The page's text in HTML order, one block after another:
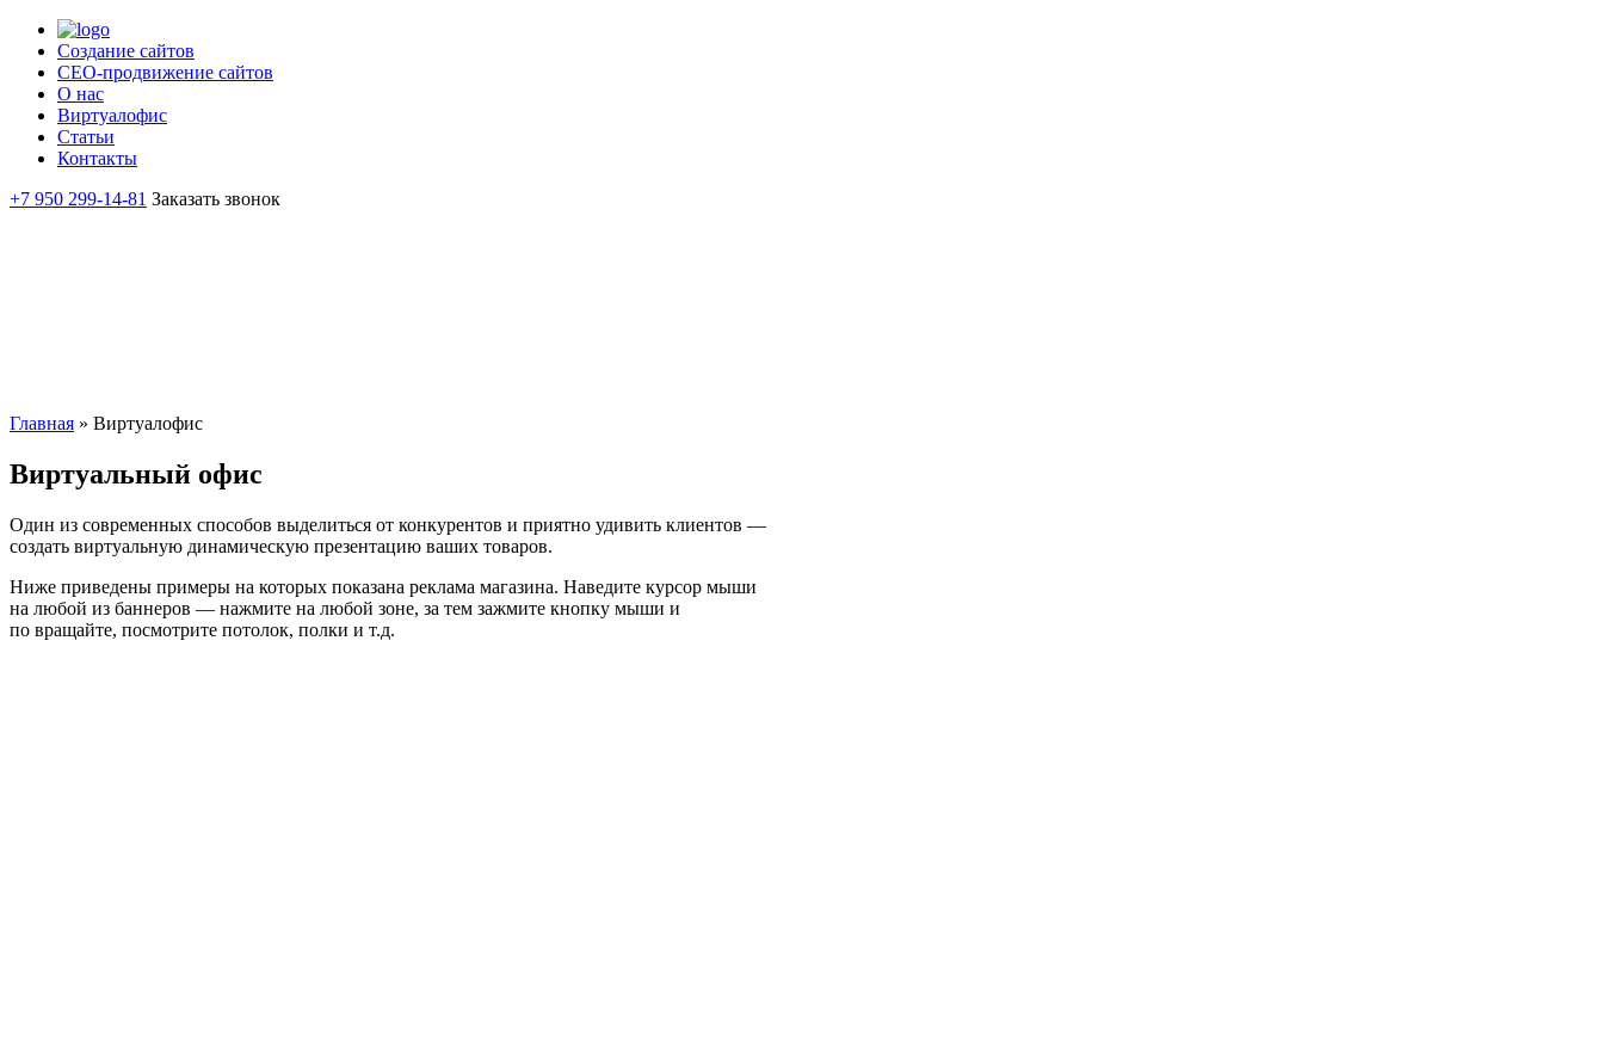
Создание сайтов
СЕО-продвижение сайтов
О нас
Виртуалофис
Статьи
Контакты
+7 950 299-14-81 Заказать звонок
Главная » Виртуалофис
Виртуальный офис
Один из современных способов выделиться от конкурентов и приятно удивить клиентов —
создать виртуальную динамическую презентацию ваших товаров.
Ниже приведены примеры на которых показана реклама магазина. Наведите курсор мыши
на любой из баннеров — нажмите на любой зоне, за тем зажмите кнопку мыши и
по вращайте, посмотрите потолок, полки и т.д.